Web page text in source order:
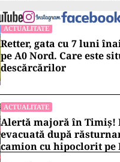
ACTUALITATE
Retter, gata cu 7 luni
pe A0 Nord. Care este
descărcărilor
ACTUALITATE
Alertă majoră în Timiș!
evacuată după
camion cu hipoclorit pe